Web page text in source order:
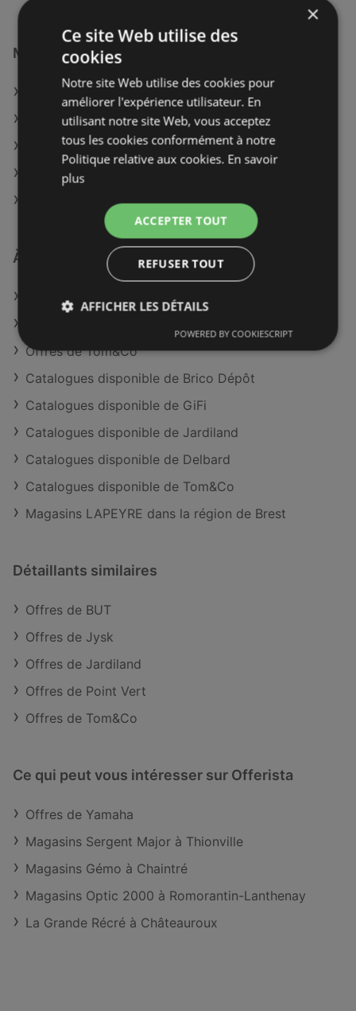
Magasins LAPEYRE à :
LAPEYRE à Vichy
LAPEYRE à Amiens
LAPEYRE à Valenciennes
LAPEYRE à Bernay
LAPEYRE à Marseille
À découvrir aussi
Offres de LAPEYRE
Offres de Tom&Co
Catalogues disponible de Brico Dépôt
Catalogues disponible de GiFi
Catalogues disponible de Jardiland
Catalogues disponible de Delbard
Catalogues disponible de Tom&Co
Magasins LAPEYRE dans la région de Brest
Détaillants similaires
Offres de BUT
Offres de Jysk
Offres de Jardiland
Offres de Point Vert
Offres de Tom&Co
Ce qui peut vous intéresser sur Offerista
Offres de Yamaha
Magasins Sergent Major à Thionville
Magasins Gémo à Chaintré
Magasins Optic 2000 à Romorantin-Lanthenay
La Grande Récré à Châteauroux
×
Ce site Web utilise des
cookies
Notre site Web utilise des cookies pour
améliorer l'expérience utilisateur. En
utilisant notre site Web, vous acceptez
tous les cookies conformément à notre
Politique relative aux cookies. En savoir
plus
ACCEPTER TOUT
REFUSER TOUT
AFFICHER LES DÉTAILS
POWERED BY COOKIESCRIPT